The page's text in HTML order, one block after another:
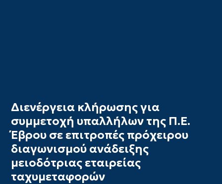
Διενέργεια κλήρωσης για
συμμετοχή υπαλλήλων της Π.Ε.
Έβρου σε επιτροπές πρόχειρου
διαγωνισμού ανάδειξης
μειοδότριας εταιρείας
ταχυμεταφορών